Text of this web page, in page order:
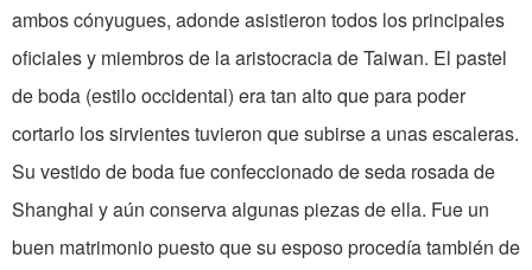
ambos cónyugues, adonde asistieron todos los principales
oficiales y miembros de la aristocracia de Taiwan. El pastel
de boda (estilo occidental) era tan alto que para poder
cortarlo los sirvientes tuvieron que subirse a unas escaleras.
Su vestido de boda fue confeccionado de seda rosada de
Shanghai y aún conserva algunas piezas de ella. Fue un
buen matrimonio puesto que su esposo procedía también de